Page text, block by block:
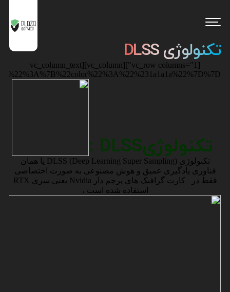
تکنولوژی DLSS
[vc_row columns="1"][vc_column][vc_column_text
تکنولوژیDLSS :
تکنولوژی DLSS (Deep Learning Super Sampling) یا همان
فناوری یادگیری عمیق و هوش مصنوعی به صورت اختصاصی
فقط در کارت گرافیک های پرچم دار Nvidia یعنی سری RTX
استفاده شده است ،